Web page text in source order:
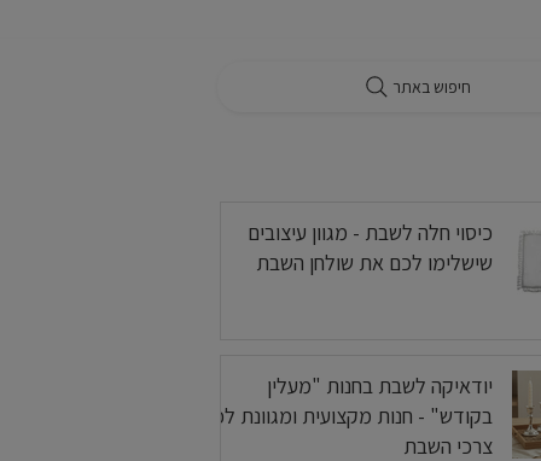
חיפוש באתר
כיסוי חלה לשבת - מגוון עיצובים
שישלימו לכם את שולחן השבת
יודאיקה לשבת בחנות "מעלין
בקודש" - חנות מקצועית ומגוונת לכל
צרכי השבת